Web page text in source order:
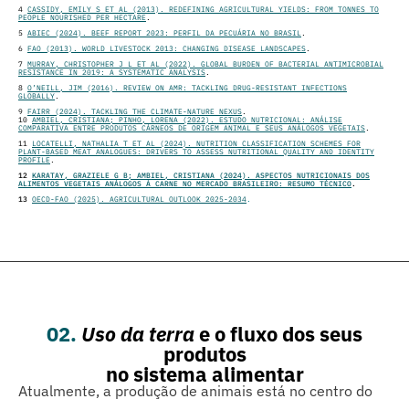
4 CASSIDY, EMILY S ET AL (2013). REDEFINING AGRICULTURAL YIELDS: FROM TONNES TO
PEOPLE NOURISHED PER HECTARE .
5 ABIEC (2024). BEEF REPORT 2023: PERFIL DA PECUÁRIA NO BRASIL.
6 FAO (2013). WORLD LIVESTOCK 2013: CHANGING DISEASE LANDSCAPES.
7 MURRAY, CHRISTOPHER J L ET AL (2022). GLOBAL BURDEN OF BACTERIAL ANTIMICROBIAL
RESISTANCE IN 2019: A SYSTEMATIC ANALYSIS.
8 O’NEILL, JIM (2016). REVIEW ON AMR: TACKLING DRUG-RESISTANT INFECTIONS
GLOBALLY.
9 FAIRR (2024). TACKLING THE CLIMATE-NATURE NEXUS.
10 AMBIEL, CRISTIANA; PINHO, LORENA (2022). ESTUDO NUTRICIONAL: ANÁLISE
COMPARATIVA ENTRE PRODUTOS CÁRNEOS DE ORIGEM ANIMAL E SEUS ANÁLOGOS VEGETAIS.
11 LOCATELLI, NATHALIA T ET AL (2024). NUTRITION CLASSIFICATION SCHEMES FOR
PLANT-BASED MEAT ANALOGUES: DRIVERS TO ASSESS NUTRITIONAL QUALITY AND IDENTITY
PROFILE .
12 KARATAY, GRAZIELE G B; AMBIEL, CRISTIANA (2024). ASPECTOS NUTRICIONAIS DOS
ALIMENTOS VEGETAIS ANÁLOGOS À CARNE NO MERCADO BRASILEIRO: RESUMO TÉCNICO.
13 OECD-FAO (2025). AGRICULTURAL OUTLOOK 2025-2034.
02. Uso da terrae o fluxo dos seus
produtos
no sistema alimentar
Atualmente, a produção de animais está no centro do